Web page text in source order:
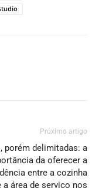
Próximo artigo
porém delimitadas: a
da oferecer a
entre a cozinha
a área de serviço nos